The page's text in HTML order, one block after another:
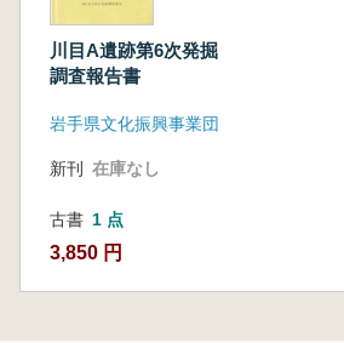
川目A遺跡第6次発掘
調査報告書
岩手県文化振興事業団
新刊 在庫なし
古書 1 点
3,850 円